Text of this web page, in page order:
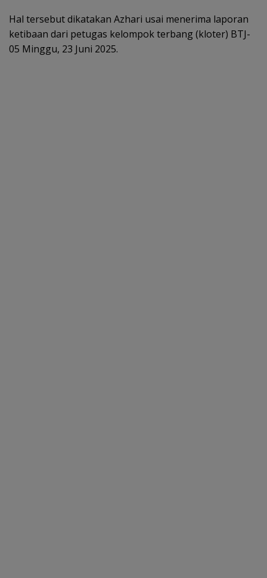
Hal tersebut dikatakan Azhari usai menerima laporan
ketibaan dari petugas kelompok terbang (kloter) BTJ-
05 Minggu, 23 Juni 2025.